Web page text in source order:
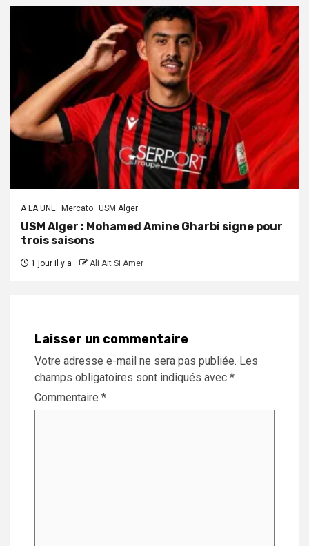
A LA UNE Mercato USM Alger
USM Alger : Mohamed Amine Gharbi signe pour
trois saisons
1 jour il y a Ali Ait Si Amer
Laisser un commentaire
Votre adresse e-mail ne sera pas publiée. Les
champs obligatoires sont indiqués avec *
Commentaire *